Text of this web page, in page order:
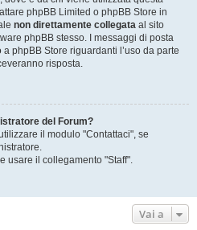
phpBB Limited o phpBB Store in
non direttamente collegata al sito
phpBB stesso. I messaggi di posta
phpBB Store riguardanti l’uso da parte
risposta.
del Forum?
il modulo "Contattaci", se
usare il collegamento "Staff".
Vai a